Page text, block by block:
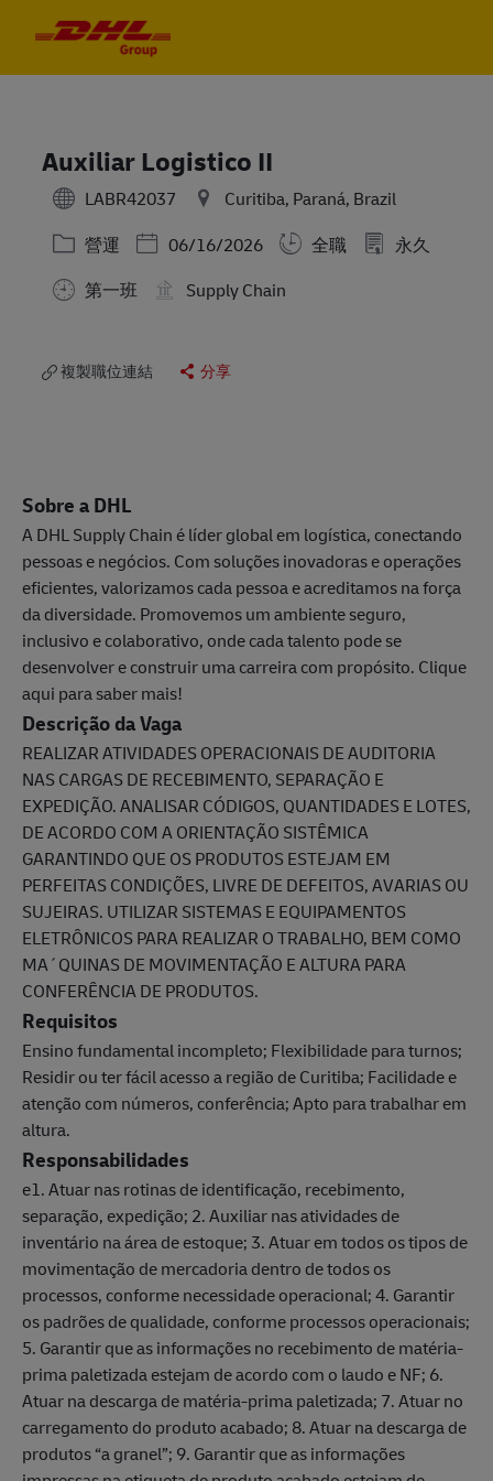
Auxiliar Logistico II
LABR42037
Curitiba, Paraná, Brazil
分類營運 Posted Date
06/16/2026 全職
永久
第一班
Supply Chain
複製職位連結 分享
Sobre a DHL
A DHL Supply Chain é líder global em logística, conectando
pessoas e negócios. Com soluções inovadoras e operações
eficientes, valorizamos cada pessoa e acreditamos na força
da diversidade. Promovemos um ambiente seguro,
inclusivo e colaborativo, onde cada talento pode se
desenvolver e construir uma carreira com propósito. Clique
aqui para saber mais!
Descrição da Vaga
REALIZAR ATIVIDADES OPERACIONAIS DE AUDITORIA
NAS CARGAS DE RECEBIMENTO, SEPARAÇÃO E
EXPEDIÇÃO. ANALISAR CÓDIGOS, QUANTIDADES E LOTES,
DE ACORDO COM A ORIENTAÇÃO SISTÊMICA
GARANTINDO QUE OS PRODUTOS ESTEJAM EM
PERFEITAS CONDIÇÕES, LIVRE DE DEFEITOS, AVARIAS OU
SUJEIRAS. UTILIZAR SISTEMAS E EQUIPAMENTOS
ELETRÔNICOS PARA REALIZAR O TRABALHO, BEM COMO
MA´QUINAS DE MOVIMENTAÇÃO E ALTURA PARA
CONFERÊNCIA DE PRODUTOS.
Requisitos
Ensino fundamental incompleto; Flexibilidade para turnos;
Residir ou ter fácil acesso a região de Curitiba; Facilidade e
atenção com números, conferência; Apto para trabalhar em
altura.
Responsabilidades
e1. Atuar nas rotinas de identificação, recebimento,
separação, expedição; 2. Auxiliar nas atividades de
inventário na área de estoque; 3. Atuar em todos os tipos de
movimentação de mercadoria dentro de todos os
processos, conforme necessidade operacional; 4. Garantir
os padrões de qualidade, conforme processos operacionais;
5. Garantir que as informações no recebimento de matéria-
prima paletizada estejam de acordo com o laudo e NF; 6.
Atuar na descarga de matéria-prima paletizada; 7. Atuar no
carregamento do produto acabado; 8. Atuar na descarga de
produtos “a granel”; 9. Garantir que as informações